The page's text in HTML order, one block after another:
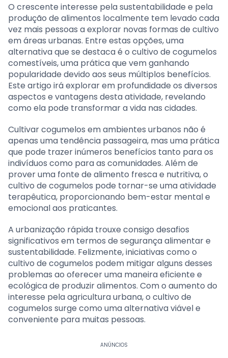
O crescente interesse pela sustentabilidade e pela
produção de alimentos localmente tem levado cada
vez mais pessoas a explorar novas formas de cultivo
em áreas urbanas. Entre estas opções, uma
alternativa que se destaca é o cultivo de cogumelos
comestíveis, uma prática que vem ganhando
popularidade devido aos seus múltiplos benefícios.
Este artigo irá explorar em profundidade os diversos
aspectos e vantagens desta atividade, revelando
como ela pode transformar a vida nas cidades.
Cultivar cogumelos em ambientes urbanos não é
apenas uma tendência passageira, mas uma prática
que pode trazer inúmeros benefícios tanto para os
indivíduos como para as comunidades. Além de
prover uma fonte de alimento fresca e nutritiva, o
cultivo de cogumelos pode tornar-se uma atividade
terapêutica, proporcionando bem-estar mental e
emocional aos praticantes.
A urbanização rápida trouxe consigo desafios
significativos em termos de segurança alimentar e
sustentabilidade. Felizmente, iniciativas como o
cultivo de cogumelos podem mitigar alguns desses
problemas ao oferecer uma maneira eficiente e
ecológica de produzir alimentos. Com o aumento do
interesse pela agricultura urbana, o cultivo de
cogumelos surge como uma alternativa viável e
conveniente para muitas pessoas.
ANÚNCIOS